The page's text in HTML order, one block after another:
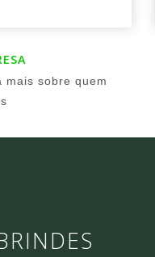
mais sobre quem